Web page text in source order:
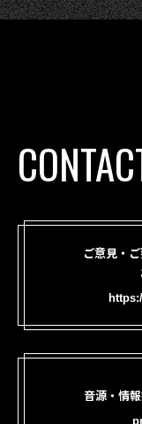
ご意見・
音源・情